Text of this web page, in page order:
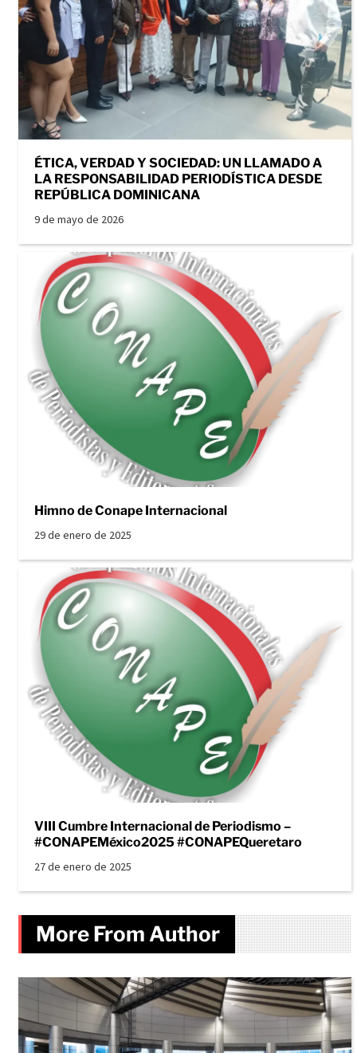
ÉTICA, VERDAD Y SOCIEDAD: UN LLAMADO A
LA RESPONSABILIDAD PERIODÍSTICA DESDE
REPÚBLICA DOMINICANA
9 de mayo de 2026
Himno de Conape Internacional
29 de enero de 2025
VIII Cumbre Internacional de Periodismo –
#CONAPEMéxico2025 #CONAPEQueretaro
27 de enero de 2025
More From Author